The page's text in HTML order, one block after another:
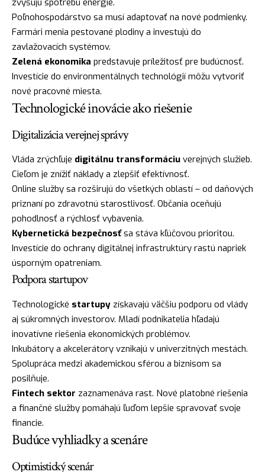
Poľnohospodárstvo sa musí adaptovať na nové podmienky.
Farmári menia pestované plodiny a investujú do
zavlažovacích systémov.
Zelená ekonomika predstavuje príležitosť pre budúcnosť.
Investície do environmentálnych technológií môžu vytvoriť
nové pracovné miesta.
Technologické inovácie ako riešenie
Digitalizácia verejnej správy
Vláda zrýchľuje digitálnu transformáciu verejných služieb.
Cieľom je znížiť náklady a zlepšiť efektívnosť.
Online služby sa rozširujú do všetkých oblastí – od daňových
priznaní po zdravotnú starostlivosť. Občania oceňujú
pohodlnosť a rýchlosť vybavenia.
Kybernetická bezpečnosťsa stáva kľúčovou prioritou.
Investície do ochrany digitálnej infrastruktúry rastú napriek
úsporným opatreniam.
Podpora startupov
Technologické startupy získavajú väčšiu podporu od vlády
aj súkromných investorov. Mladí podnikatelia hľadajú
inovatívne riešenia ekonomických problémov.
Inkubátory a akcelerátory vznikajú v univerzitných mestách.
Spolupráca medzi akademickou sférou a biznisom sa
posilňuje.
Fintech sektor zaznamenáva rast. Nové platobné riešenia
a finančné služby pomáhajú ľuďom lepšie spravovať svoje
financie.
Budúce vyhliadky a scenáre
Optimistický scenár